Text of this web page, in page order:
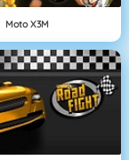
Moto X3M